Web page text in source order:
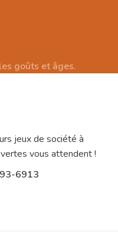
goûts et âges.
jeux de société à
vous attendent !
6913